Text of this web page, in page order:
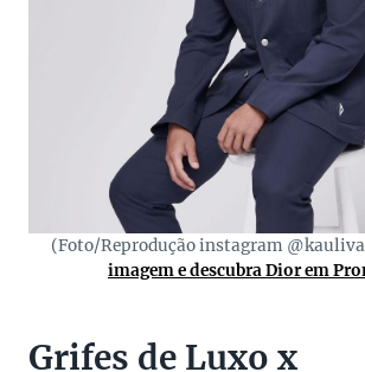
(Foto/Reprodução instagram
imagem e descubra Dior em
Grifes de Luxo x